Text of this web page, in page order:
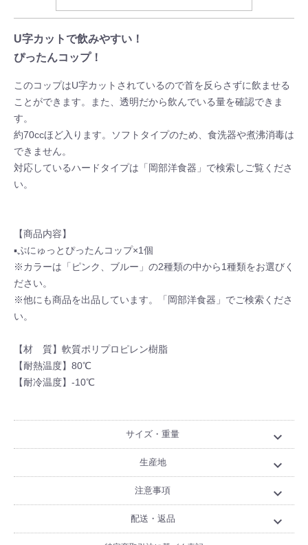
U字カットで飲みやすい！
ぴったんコップ！
このコップはU字カットされているので首を反らさずに飲ませる
ことができます。また、透明だから飲んでいる量を確認できま
す。
約70ccほど入ります。ソフトタイプのため、食洗器や煮沸消毒は
できません。
対応しているハードタイプは「岡部洋食器」で検索しご覧くださ
い。
【商品内容】
▪ぷにゅっとぴったんコップ×1個
※カラーは「ピンク、ブルー」の2種類の中から1種類をお選びく
ださい。
※他にも商品を出品しています。「岡部洋食器」でご検索くださ
い。
【材 質】軟質ポリプロピレン樹脂
【耐熱温度】80℃
【耐冷温度】-10℃
サイズ・重量 expand_more
生産地 expand_more
注意事項 expand_more
配送・返品 expand_more